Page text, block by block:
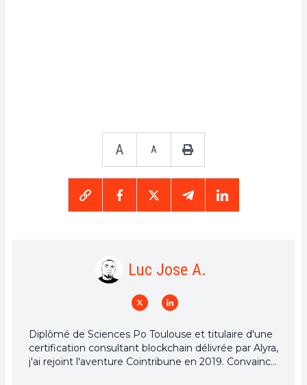
A A
Luc Jose A.
Diplômé de Sciences Po Toulouse et titulaire d'une
certification consultant blockchain délivrée par Alyra,
j'ai rejoint l'aventure Cointribune en 2019. Convaincu